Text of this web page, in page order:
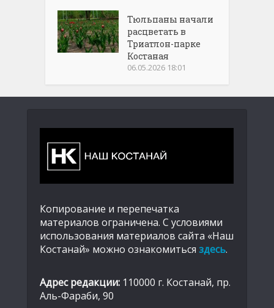
Тюльпаны начали
расцветать в
Триатлон-парке
Костаная
06.05.2026 18:01
Копирование и перепечатка
материалов ограничена. С условиями
использования материалов сайта «Наш
Костанай» можно ознакомиться здесь.
Адрес редакции: 110000 г. Костанай, пр.
Аль-Фараби, 90